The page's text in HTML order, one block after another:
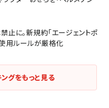
に。新規約「エージェントポ
用ルールが厳格化
グをもっと見る